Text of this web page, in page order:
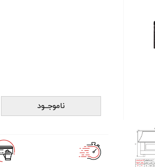
ناموجــود